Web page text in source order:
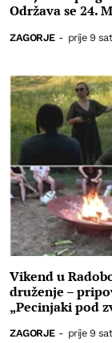
Održava se 24.
ZAGORJE - prije 9
Vikend u
druženje –
„Pecinjaki pod
ZAGORJE - prije 9